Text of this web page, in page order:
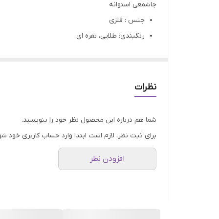
جاشمعی استوانه
جنس : فلزی
رنگبندی: طلایی، نقره ای
عکس تمامی محصولات بدون افکت و کار فتوشاپ
ارسال به سراسر کشور با پست پیشتاز
نظرات
شما هم درباره این محصول نظر خود را بنویسید.
برای ثبت نظر، لازم است ابتدا وارد حساب کاربری خود
افزودن نظر